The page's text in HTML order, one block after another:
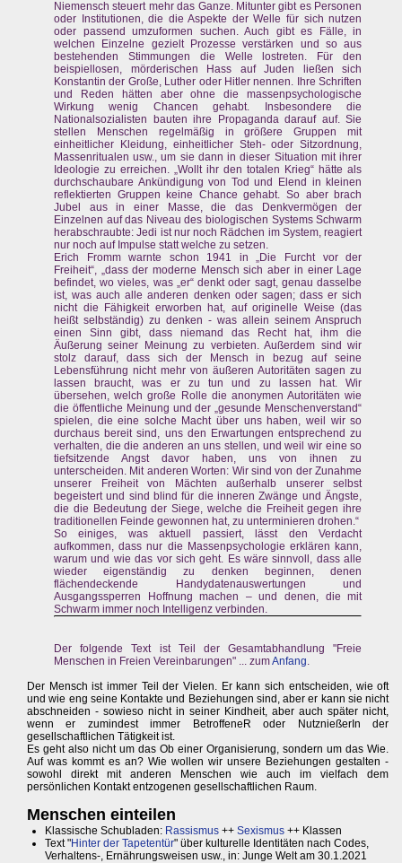
Niemensch steuert mehr das Ganze. Mitunter gibt es Personen
oder Institutionen, die die Aspekte der Welle für sich nutzen
oder passend umzuformen suchen. Auch gibt es Fälle, in
welchen Einzelne gezielt Prozesse verstärken und so aus
bestehenden Stimmungen die Welle lostreten. Für den
beispiellosen, mörderischen Hass auf Juden ließen sich
Konstantin der Große, Luther oder Hitler nennen. Ihre Schriften
und Reden hätten aber ohne die massenpsychologische
Wirkung wenig Chancen gehabt. Insbesondere die
Nationalsozialisten bauten ihre Propaganda darauf auf. Sie
stellen Menschen regelmäßig in größere Gruppen mit
einheitlicher Kleidung, einheitlicher Steh- oder Sitzordnung,
Massenritualen usw., um sie dann in dieser Situation mit ihrer
Ideologie zu erreichen. „Wollt ihr den totalen Krieg“ hätte als
durchschaubare Ankündigung von Tod und Elend in kleinen
reflektierten Gruppen keine Chance gehabt. So aber brach
Jubel aus in einer Masse, die das Denkvermögen der
Einzelnen auf das Niveau des biologischen Systems Schwarm
herabschraubte: Jedi ist nur noch Rädchen im System, reagiert
nur noch auf Impulse statt welche zu setzen.
Erich Fromm warnte schon 1941 in „Die Furcht vor der
Freiheit“, „dass der moderne Mensch sich aber in einer Lage
befindet, wo vieles, was „er“ denkt oder sagt, genau dasselbe
ist, was auch alle anderen denken oder sagen; dass er sich
nicht die Fähigkeit erworben hat, auf originelle Weise (das
heißt selbständig) zu denken - was allein seinem Anspruch
einen Sinn gibt, dass niemand das Recht hat, ihm die
Äußerung seiner Meinung zu verbieten. Außerdem sind wir
stolz darauf, dass sich der Mensch in bezug auf seine
Lebensführung nicht mehr von äußeren Autoritäten sagen zu
lassen braucht, was er zu tun und zu lassen hat. Wir
übersehen, welch große Rolle die anonymen Autoritäten wie
die öffentliche Meinung und der „gesunde Menschenverstand“
spielen, die eine solche Macht über uns haben, weil wir so
durchaus bereit sind, uns den Erwartungen entsprechend zu
verhalten, die die anderen an uns stellen, und weil wir eine so
tiefsitzende Angst davor haben, uns von ihnen zu
unterscheiden. Mit anderen Worten: Wir sind von der Zunahme
unserer Freiheit von Mächten außerhalb unserer selbst
begeistert und sind blind für die inneren Zwänge und Ängste,
die die Bedeutung der Siege, welche die Freiheit gegen ihre
traditionellen Feinde gewonnen hat, zu unterminieren drohen.“
So einiges, was aktuell passiert, lässt den Verdacht
aufkommen, dass nur die Massenpsychologie erklären kann,
warum und wie das vor sich geht. Es wäre sinnvoll, dass alle
wieder eigenständig zu denken beginnen, denen
flächendeckende Handydatenauswertungen und
Ausgangssperren Hoffnung machen – und denen, die mit
Schwarm immer noch Intelligenz verbinden.
Der folgende Text ist Teil der Gesamtabhandlung "Freie
Menschen in Freien Vereinbarungen" ... zumAnfang
Der Mensch ist immer Teil der Vielen. Er kann sich entscheiden, wie oft
und wie eng seine Kontakte und Beziehungen sind, aber er kann sie nicht
abschneiden - sowieso nicht in seiner Kindheit, aber auch später nicht,
wenn er zumindest immer BetroffeneR oder NutznießerIn der
gesellschaftlichen Tätigkeit ist.
Es geht also nicht um das Ob einer Organisierung, sondern um das Wie.
Auf was kommt es an? Wie wollen wir unsere Beziehungen gestalten -
sowohl direkt mit anderen Menschen wie auch im vielfach dem
persönlichen Kontakt entzogenen gesellschaftlichen Raum.
Menschen einteilen
Klassische Schubladen: Rassismus ++ Sexismus ++ Klassen
Text "Hinter der Tapetentür" über kulturelle Identitäten nach Codes,
Verhaltens-, Ernährungsweisen usw., in: Junge Welt am 30.1.2021